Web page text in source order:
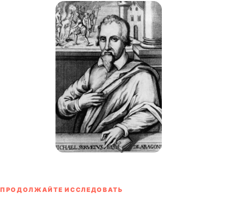
ПРОДОЛЖАЙТЕ ИССЛЕДОВАТЬ